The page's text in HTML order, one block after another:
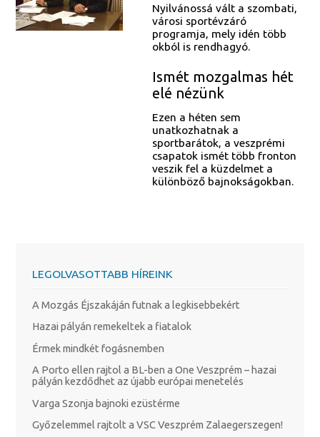
Nyilvánossá vált a szombati,
városi sportévzáró
programja, mely idén több
okból is rendhagyó.
Ismét mozgalmas hét
elé nézünk
Ezen a héten sem
unatkozhatnak a
sportbarátok, a veszprémi
csapatok ismét több fronton
veszik fel a küzdelmet a
különböző bajnokságokban.
LEGOLVASOTTABB HÍREINK
A Mozgás Éjszakáján futnak a legkisebbekért
Hazai pályán remekeltek a fiatalok
Érmek mindkét fogásnemben
A Porto ellen rajtol a BL-ben a One Veszprém – hazai
pályán kezdődhet az újabb európai menetelés
Varga Szonja bajnoki ezüstérme
Győzelemmel rajtolt a VSC Veszprém Zalaegerszegen!